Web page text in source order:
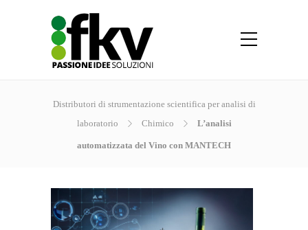
Distributori di strumentazione scientifica per analisi di
laboratorio
Chimico L’analisi
automatizzata del Vino con MANTECH